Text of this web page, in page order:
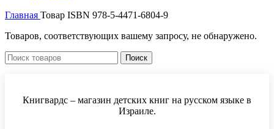
Главная Товар ISBN 978-5-4471-6804-9
Товаров, соответствующих вашему запросу, не обнаружено.
Поиск
Книгвардс – магазин детских книг на русском языке в
Израиле.